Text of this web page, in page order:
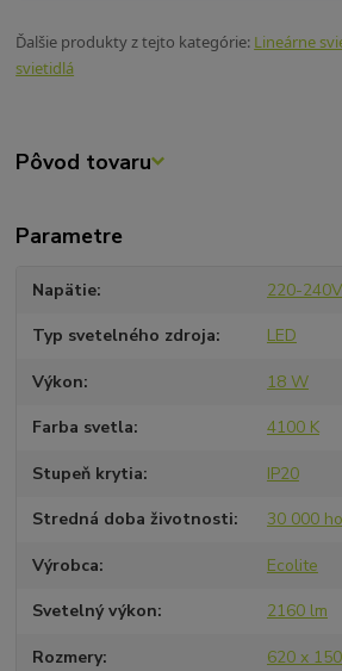
Ďalšie produkty z tejto kategórie: Lineárne
svietidlá
Pôvod tovaru
Parametre
Napätie 220-
Typ svetelného zdroja LED
Výkon 18 W
Farba svetla 4100 K
Stupeň krytia IP20
Stredná doba životnosti 30 000
Výrobca Ecolite
Svetelný výkon 2160 lm
Rozmery 620 x